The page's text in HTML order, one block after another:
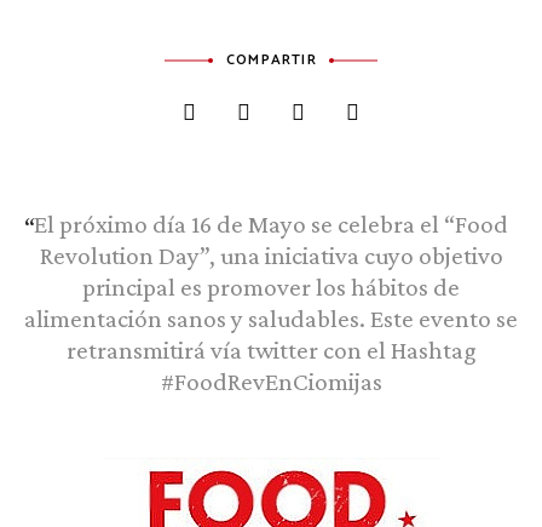
COMPARTIR
El próximo día 16 de Mayo se celebra el “Food
Revolution Day”, una iniciativa cuyo objetivo
principal es promover los hábitos de
alimentación sanos y saludables. Este evento se
retransmitirá vía twitter con el Hashtag
#FoodRevEnCiomijas